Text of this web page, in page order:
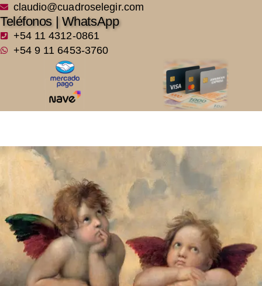
claudio@cuadroselegir.com
Teléfonos | WhatsApp
+54 11 4312-0861
+54 9 11 6453-3760